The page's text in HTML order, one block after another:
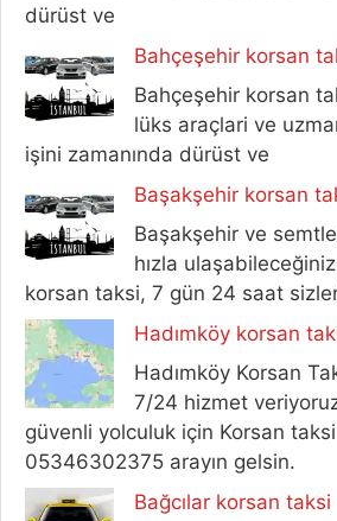
dürüst ve
Bahçeşehir korsan
Bahçeşehir korsan
lüks araçlari ve
işini zamanında dürüst ve
Başakşehir korsan
Başakşehir ve
hızla
korsan taksi, 7 gün 24 saat
Hadımköy korsan
Hadımköy Korsan
7/24 hizmet
güvenli yolculuk için Korsan taksi
05346302375 arayın gelsin.
Bağcılar korsan taksi